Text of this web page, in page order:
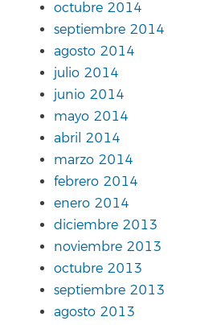
octubre 2014
septiembre 2014
agosto 2014
julio 2014
junio 2014
mayo 2014
abril 2014
marzo 2014
febrero 2014
enero 2014
diciembre 2013
noviembre 2013
octubre 2013
septiembre 2013
agosto 2013